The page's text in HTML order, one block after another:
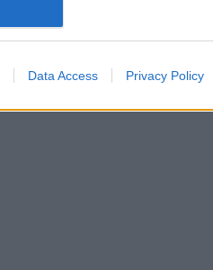
Data Access Privacy Policy